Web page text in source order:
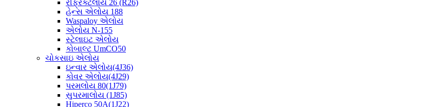
રીફ્રેક્ટલોય 26 (R26)
હેન્સ એલોય 188
Waspaloy એલોય
એલોય N-155
સ્ટેલાઇટ એલોય
કોબાલ્ટ UmCO50
ચોકસાઇ એલોય
ઇન્વાર એલોય(4J36)
કોવર એલોય(4J29)
પરમલોય 80(1J79)
સુપરમાલોય (1J85)
Hiperco 50A(1J22)